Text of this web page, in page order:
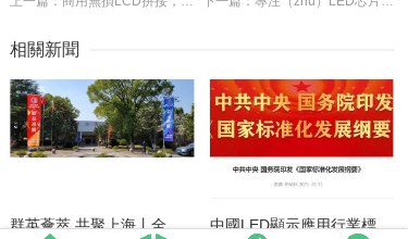
相關新聞
群英薈萃 共聚上海丨全國LED精品巡（xún）展攜手共（gòng）謀行業發展大計 中國LED顯示應用行業標準（zhǔn）情況一覽